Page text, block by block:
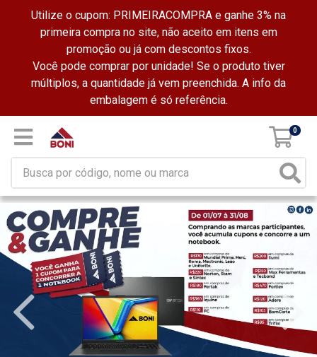
Utilize o cupom: PRIMEIRACOMPRA e ganhe 3% na
primeira compra no site, não aceito em itens em
promoção ou já com descontos fixos.
Você pode comprar por unidade! Se o produto tiver
múltiplos, a quantidade já vem preenchida. A info da
embalagem é só referência.
0